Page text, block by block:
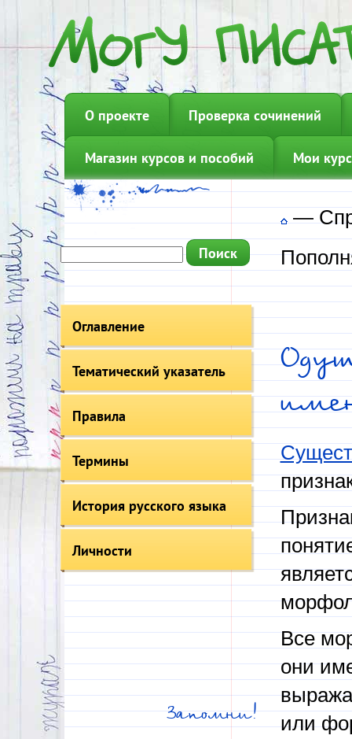
О проекте Проверка сочинений
Магазин курсов и пособий Мои
Оглавление
Тематический указатель
Правила
Термины
История русского языка
Личности
Запомни!
—
Все
они
или